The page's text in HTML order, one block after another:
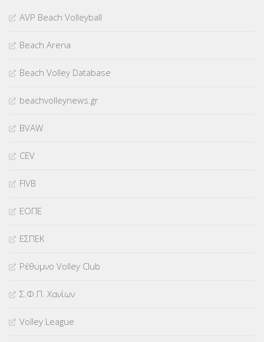
AVP Beach Volleyball
Beach Arena
Beach Volley Database
beachvolleynews.gr
BVAW
CEV
FIVB
ΕΟΠΕ
ΕΣΠΕΚ
Ρέθυμνο Volley Club
Σ.Φ.Π. Χανίων
Volley League